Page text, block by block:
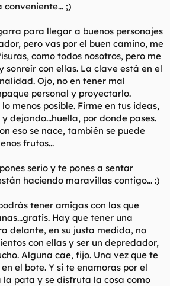
;)
para llegar a buenos personajes
pero vas por el buen camino, me
como todos nosotros, pero me
sonreír con ellas. La clave está en el
Ojo, no en tener mal
personal y proyectarlo.
menos posible. Firme en tus ideas,
dejando...huella, por donde pases.
eso se nace, también se puede
frutos...
serio y te pones a sentar
haciendo maravillas contigo... :)
tener amigas con las que
Hay que tener una
delante, en su justa medida, no
con ellas y ser un depredador,
Alguna cae, fijo. Una vez que te
el bote. Y si te enamoras por el
la pata y se disfruta la cosa como